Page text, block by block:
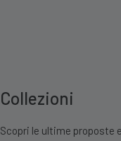
Collezioni
Scopri le ultime proposte